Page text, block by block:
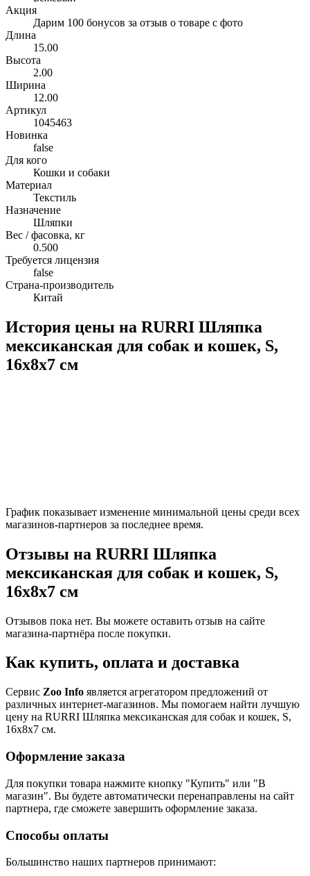
Акция
Дарим 100 бонусов за отзыв о товаре с фото
Длина
15.00
Высота
2.00
Ширина
12.00
Артикул
1045463
Новинка
false
Для кого
Кошки и собаки
Материал
Текстиль
Назначение
Шляпки
Вес / фасовка, кг
0.500
Требуется лицензия
false
Страна-производитель
Китай
История цены на RURRI Шляпка
мексиканская для собак и кошек, S,
16х8х7 см
График показывает изменение минимальной цены среди всех
магазинов-партнеров за последнее время.
Отзывы на RURRI Шляпка
мексиканская для собак и кошек, S,
16х8х7 см
Отзывов пока нет. Вы можете оставить отзыв на сайте
магазина-партнёра после покупки.
Как купить, оплата и доставка
Сервис Zoo Info является агрегатором предложений от
различных интернет-магазинов. Мы помогаем найти лучшую
цену на RURRI Шляпка мексиканская для собак и кошек, S,
16х8х7 см.
Оформление заказа
Для покупки товара нажмите кнопку "Купить" или "В
магазин". Вы будете автоматически перенаправлены на сайт
партнера, где сможете завершить оформление заказа.
Способы оплаты
Большинство наших партнеров принимают: